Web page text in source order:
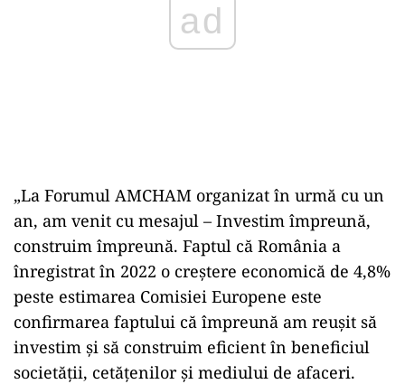
ad
„La Forumul AMCHAM organizat în urmă cu un
an, am venit cu mesajul – Investim împreună,
construim împreună. Faptul că România a
înregistrat în 2022 o creştere economică de 4,8%
peste estimarea Comisiei Europene este
confirmarea faptului că împreună am reuşit să
investim şi să construim eficient în beneficiul
societăţii, cetăţenilor şi mediului de afaceri.